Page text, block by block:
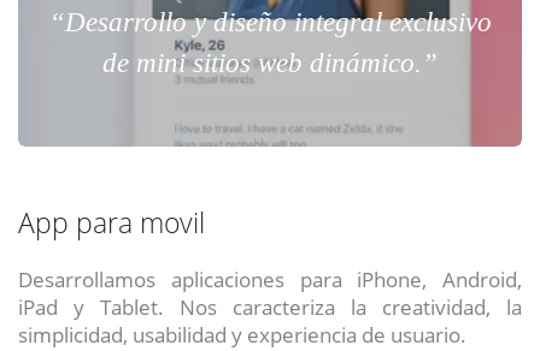
“Desarrollo y diseño integral exclusivo
de mini sitios web dinámico.”
App para movil
Desarrollamos aplicaciones para iPhone, Android,
iPad y Tablet. Nos caracteriza la creatividad, la
simplicidad, usabilidad y experiencia de usuario.